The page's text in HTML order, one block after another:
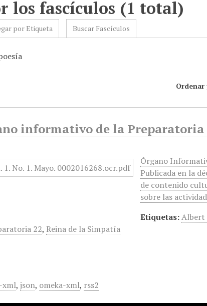
los fascículos (1 total)
por Etiqueta Buscar Fascículos
Ordenar
informativo de la Preparatoria
Órgano
Publicada en la
de contenido
sobre las
Etiquetas:Albert
22, Reina de la Simpatía
xml,json, omeka-xml, rss2